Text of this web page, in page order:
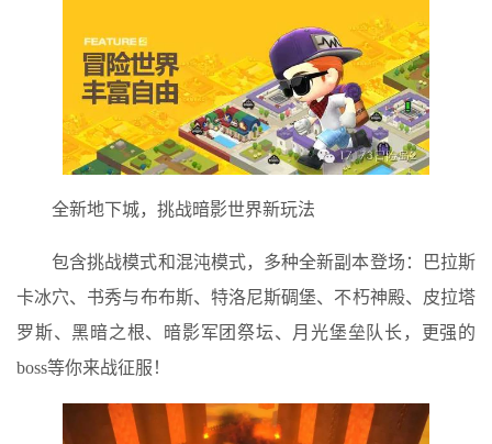
全新地下城，挑战暗影世界新玩法
包含挑战模式和混沌模式，多种全新副本登场：巴拉斯
卡冰穴、书秀与布布斯、特洛尼斯碉堡、不朽神殿、皮拉塔
罗斯、黑暗之根、暗影军团祭坛、月光堡垒队长，更强的
boss等你来战征服！